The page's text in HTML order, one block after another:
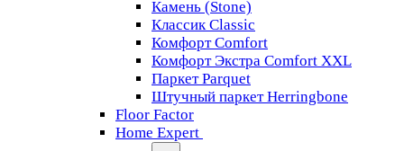
Камень (Stone)
Классик Classic
Комфорт Comfort
Комфорт Экстра Comfort XXL
Паркет Parquet
Штучный паркет Herringbone
Floor Factor
Home Expert